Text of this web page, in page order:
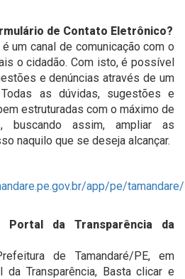
de Contato Eletrônico?
um canal de comunicação com o
o cidadão. Com isto, é possível
e denúncias através de um
as dúvidas, sugestões e
estruturadas com o máximo de
buscando assim, ampliar as
naquilo que se deseja alcançar.
app/pe/
da Transparência da
de Tamandaré/PE, em
da Transparência, Basta clicar e